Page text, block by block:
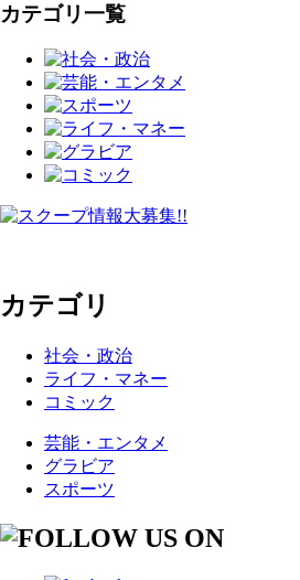
カテゴリ一覧
カテゴリ
社会・政治
ライフ・マネー
コミック
芸能・エンタメ
グラビア
スポーツ